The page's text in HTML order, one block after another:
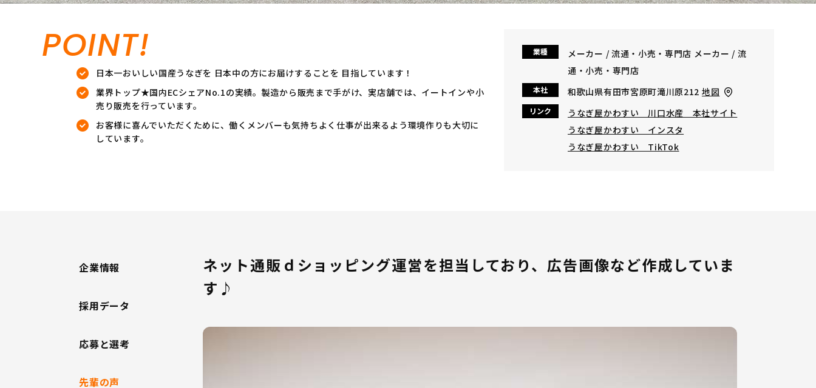
POINT!
日本一おいしい国産うなぎを 日本中の方にお届けすることを 目指しています！
業界トップ★国内ECシェアNo.1の実績。製造から販売まで手がけ、実店舗では、イートインや小
売り販売を行っています。
お客様に喜んでいただくために、働くメンバーも気持ちよく仕事が出来るよう環境作りも大切に
しています。
業種
メーカー / 流通・小売・専門店 メーカー / 流
通・小売・専門店
本社 和歌山県有田市宮原町滝川原212 地図
リンク
うなぎ屋かわすい 川口水産 本社サイト
うなぎ屋かわすい インスタ
うなぎ屋かわすい TikTok
企業情報
採用データ
応募と選考
先輩の声
ネット通販ｄショッピング運営を担当しており、広告画像など作成していま
す♪